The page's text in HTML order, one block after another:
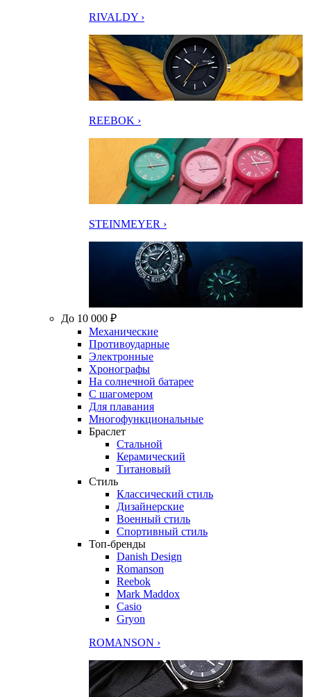
RIVALDY ›
REEBOK ›
STEINMEYER ›
До 10 000 ₽
Механические
Противоударные
Электронные
Хронографы
На солнечной батарее
С шагомером
Для плавания
Многофункциональные
Браслет
Стальной
Керамический
Титановый
Стиль
Классический стиль
Дизайнерские
Военный стиль
Спортивный стиль
Топ-бренды
Danish Design
Romanson
Reebok
Mark Maddox
Casio
Gryon
ROMANSON ›